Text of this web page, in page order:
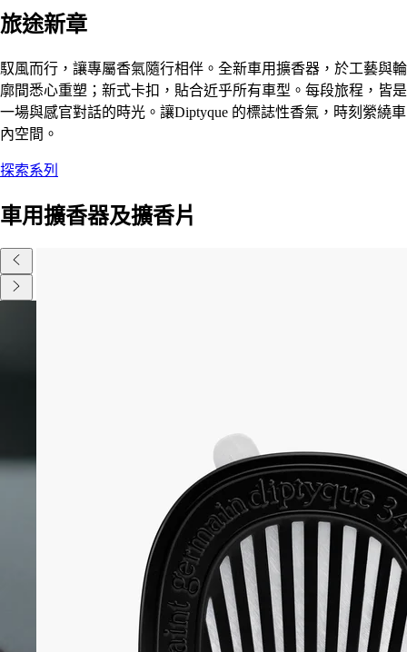
旅途新章
馭風而行，讓專屬香氣隨行相伴。全新車用擴香器，於工藝與輪
廓間悉心重塑；新式卡扣，貼合近乎所有車型。每段旅程，皆是
一場與感官對話的時光。讓Diptyque 的標誌性香氣，時刻縈繞車
內空間。
探索系列
車用擴香器及擴香片